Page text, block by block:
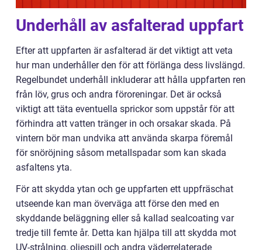
Underhåll av asfalterad uppfart
Efter att uppfarten är asfalterad är det viktigt att veta
hur man underhåller den för att förlänga dess livslängd.
Regelbundet underhåll inkluderar att hålla uppfarten ren
från löv, grus och andra föroreningar. Det är också
viktigt att täta eventuella sprickor som uppstår för att
förhindra att vatten tränger in och orsakar skada. På
vintern bör man undvika att använda skarpa föremål
för snöröjning såsom metallspadar som kan skada
asfaltens yta.
För att skydda ytan och ge uppfarten ett uppfräschat
utseende kan man överväga att förse den med en
skyddande beläggning eller så kallad sealcoating var
tredje till femte år. Detta kan hjälpa till att skydda mot
UV-strålning, oljespill och andra väderrelaterade